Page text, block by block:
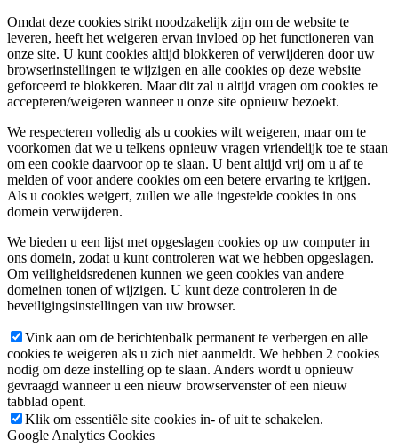
Omdat deze cookies strikt noodzakelijk zijn om de website te
leveren, heeft het weigeren ervan invloed op het functioneren van
onze site. U kunt cookies altijd blokkeren of verwijderen door uw
browserinstellingen te wijzigen en alle cookies op deze website
geforceerd te blokkeren. Maar dit zal u altijd vragen om cookies te
accepteren/weigeren wanneer u onze site opnieuw bezoekt.
We respecteren volledig als u cookies wilt weigeren, maar om te
voorkomen dat we u telkens opnieuw vragen vriendelijk toe te staan
om een cookie daarvoor op te slaan. U bent altijd vrij om u af te
melden of voor andere cookies om een betere ervaring te krijgen.
Als u cookies weigert, zullen we alle ingestelde cookies in ons
domein verwijderen.
We bieden u een lijst met opgeslagen cookies op uw computer in
ons domein, zodat u kunt controleren wat we hebben opgeslagen.
Om veiligheidsredenen kunnen we geen cookies van andere
domeinen tonen of wijzigen. U kunt deze controleren in de
beveiligingsinstellingen van uw browser.
Vink aan om de berichtenbalk permanent te verbergen en alle
cookies te weigeren als u zich niet aanmeldt. We hebben 2 cookies
nodig om deze instelling op te slaan. Anders wordt u opnieuw
gevraagd wanneer u een nieuw browservenster of een nieuw
tabblad opent.
Klik om essentiële site cookies in- of uit te schakelen.
Google Analytics Cookies